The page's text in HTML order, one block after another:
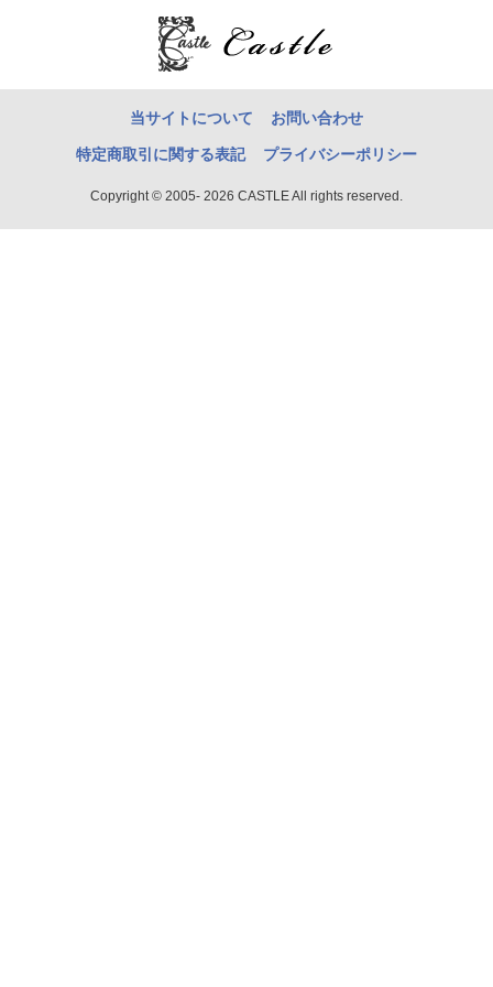
当サイトについて お問い合わせ
特定商取引に関する表記 プライバシーポリシー
Copyright © 2005- 2026 CASTLE All rights reserved.